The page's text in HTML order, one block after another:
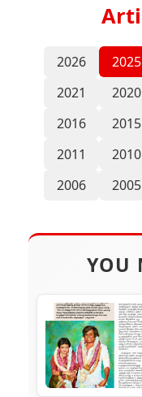
2026 2025
2021
2020
2016
2015
2011
2010
2006
2005
YOU